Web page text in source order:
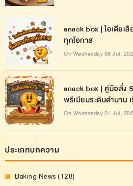
snack box | ไอเดียเ
ทุกโอกาส
On Wednesday 08 Jul,
snack box | คู่มือสั่ง
พรีเมียมระดับตำนาน
On Wednesday 01 Jul,
ประเภทบทความ
Baking News (128)